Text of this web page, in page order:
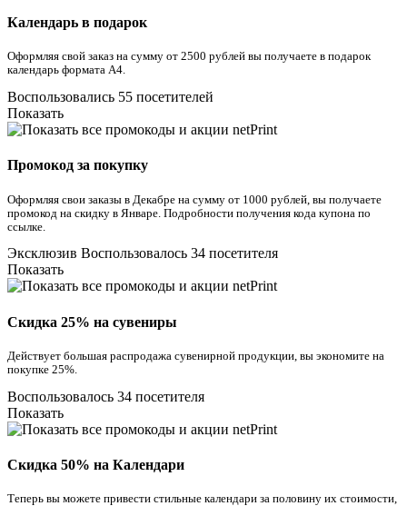
Календарь в подарок
Оформляя свой заказ на сумму от 2500 рублей вы получаете в подарок
календарь формата А4.
Воспользовались 55 посетителей
Показать
Промокод за покупку
Оформляя свои заказы в Декабре на сумму от 1000 рублей, вы получаете
промокод на скидку в Январе. Подробности получения кода купона по
ссылке.
Эксклюзив Воспользовалось 34 посетителя
Показать
Скидка 25% на сувениры
Действует большая распродажа сувенирной продукции, вы экономите на
покупке 25%.
Воспользовалось 34 посетителя
Показать
Скидка 50% на Календари
Теперь вы можете привести стильные календари за половину их стоимости,